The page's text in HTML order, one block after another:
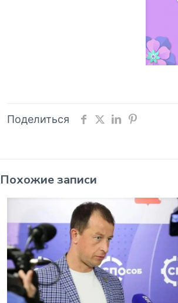
Поделиться
Похожие записи